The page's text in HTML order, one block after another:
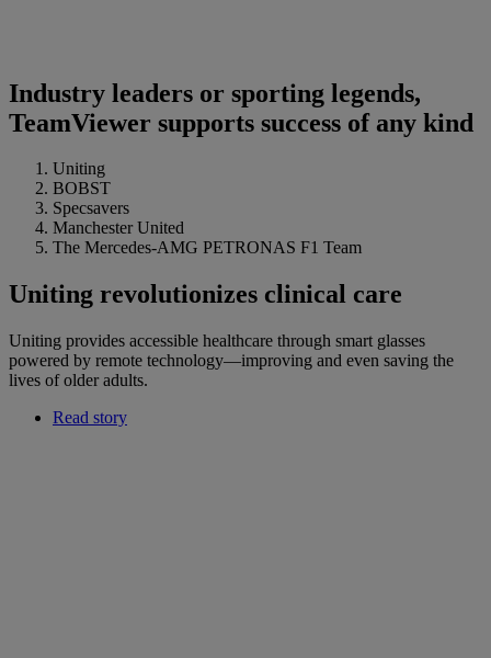
Industry leaders or sporting legends,
TeamViewer supports success of any kind
Uniting
BOBST
Specsavers
Manchester United
The Mercedes-AMG PETRONAS F1 Team
Uniting revolutionizes clinical care
Uniting provides accessible healthcare through smart glasses
powered by remote technology—improving and even saving the
lives of older adults.
Read story